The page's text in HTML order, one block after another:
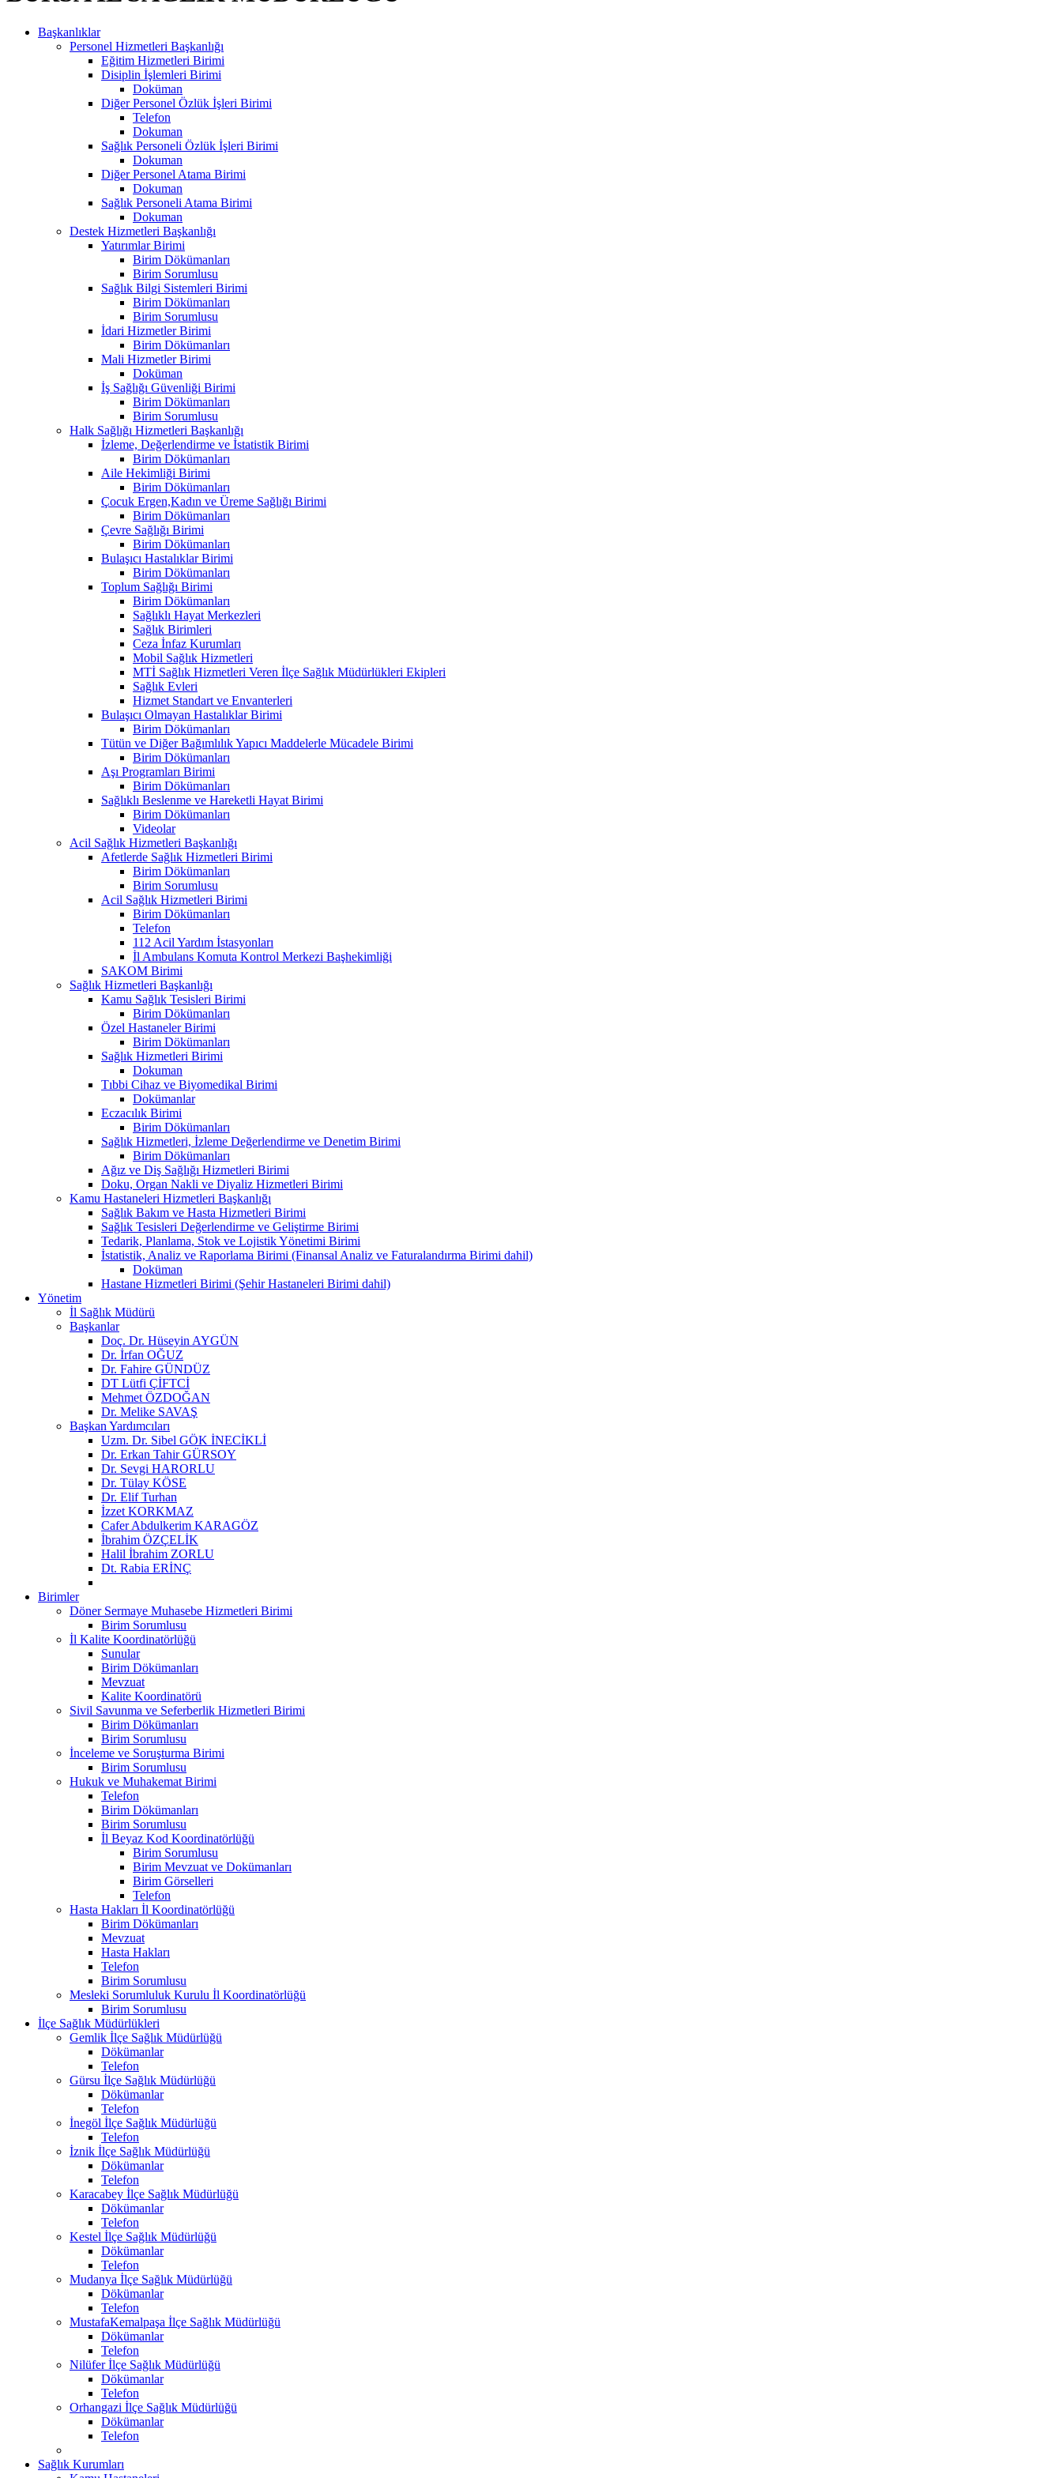
Başkanlıklar
Personel Hizmetleri Başkanlığı
Eğitim Hizmetleri Birimi
Disiplin İşlemleri Birimi
Doküman
Diğer Personel Özlük İşleri Birimi
Telefon
Dokuman
Sağlık Personeli Özlük İşleri Birimi
Dokuman
Diğer Personel Atama Birimi
Dokuman
Sağlık Personeli Atama Birimi
Dokuman
Destek Hizmetleri Başkanlığı
Yatırımlar Birimi
Birim Dökümanları
Birim Sorumlusu
Sağlık Bilgi Sistemleri Birimi
Birim Dökümanları
Birim Sorumlusu
İdari Hizmetler Birimi
Birim Dökümanları
Mali Hizmetler Birimi
Doküman
İş Sağlığı Güvenliği Birimi
Birim Dökümanları
Birim Sorumlusu
Halk Sağlığı Hizmetleri Başkanlığı
İzleme, Değerlendirme ve İstatistik Birimi
Birim Dökümanları
Aile Hekimliği Birimi
Birim Dökümanları
Çocuk Ergen,Kadın ve Üreme Sağlığı Birimi
Birim Dökümanları
Çevre Sağlığı Birimi
Birim Dökümanları
Bulaşıcı Hastalıklar Birimi
Birim Dökümanları
Toplum Sağlığı Birimi
Birim Dökümanları
Sağlıklı Hayat Merkezleri
Sağlık Birimleri
Ceza İnfaz Kurumları
Mobil Sağlık Hizmetleri
MTİ Sağlık Hizmetleri Veren İlçe Sağlık Müdürlükleri Ekipleri
Sağlık Evleri
Hizmet Standart ve Envanterleri
Bulaşıcı Olmayan Hastalıklar Birimi
Birim Dökümanları
Tütün ve Diğer Bağımlılık Yapıcı Maddelerle Mücadele Birimi
Birim Dökümanları
Aşı Programları Birimi
Birim Dökümanları
Sağlıklı Beslenme ve Hareketli Hayat Birimi
Birim Dökümanları
Videolar
Acil Sağlık Hizmetleri Başkanlığı
Afetlerde Sağlık Hizmetleri Birimi
Birim Dökümanları
Birim Sorumlusu
Acil Sağlık Hizmetleri Birimi
Birim Dökümanları
Telefon
112 Acil Yardım İstasyonları
İl Ambulans Komuta Kontrol Merkezi Başhekimliği
SAKOM Birimi
Sağlık Hizmetleri Başkanlığı
Kamu Sağlık Tesisleri Birimi
Birim Dökümanları
Özel Hastaneler Birimi
Birim Dökümanları
Sağlık Hizmetleri Birimi
Dokuman
Tıbbi Cihaz ve Biyomedikal Birimi
Dokümanlar
Eczacılık Birimi
Birim Dökümanları
Sağlık Hizmetleri, İzleme Değerlendirme ve Denetim Birimi
Birim Dökümanları
Ağız ve Diş Sağlığı Hizmetleri Birimi
Doku, Organ Nakli ve Diyaliz Hizmetleri Birimi
Kamu Hastaneleri Hizmetleri Başkanlığı
Sağlık Bakım ve Hasta Hizmetleri Birimi
Sağlık Tesisleri Değerlendirme ve Geliştirme Birimi
Tedarik, Planlama, Stok ve Lojistik Yönetimi Birimi
İstatistik, Analiz ve Raporlama Birimi (Finansal Analiz ve Faturalandırma Birimi dahil)
Doküman
Hastane Hizmetleri Birimi (Şehir Hastaneleri Birimi dahil)
Yönetim
İl Sağlık Müdürü
Başkanlar
Doç. Dr. Hüseyin AYGÜN
Dr. İrfan OĞUZ
Dr. Fahire GÜNDÜZ
DT Lütfi ÇİFTCİ
Mehmet ÖZDOĞAN
Dr. Melike SAVAŞ
Başkan Yardımcıları
Uzm. Dr. Sibel GÖK İNECİKLİ
Dr. Erkan Tahir GÜRSOY
Dr. Sevgi HARORLU
Dr. Tülay KÖSE
Dr. Elif Turhan
İzzet KORKMAZ
Cafer Abdulkerim KARAGÖZ
İbrahim ÖZÇELİK
Halil İbrahim ZORLU
Dt. Rabia ERİNÇ
Birimler
Döner Sermaye Muhasebe Hizmetleri Birimi
Birim Sorumlusu
İl Kalite Koordinatörlüğü
Sunular
Birim Dökümanları
Mevzuat
Kalite Koordinatörü
Sivil Savunma ve Seferberlik Hizmetleri Birimi
Birim Dökümanları
Birim Sorumlusu
İnceleme ve Soruşturma Birimi
Birim Sorumlusu
Hukuk ve Muhakemat Birimi
Telefon
Birim Dökümanları
Birim Sorumlusu
İl Beyaz Kod Koordinatörlüğü
Birim Sorumlusu
Birim Mevzuat ve Dokümanları
Birim Görselleri
Telefon
Hasta Hakları İl Koordinatörlüğü
Birim Dökümanları
Mevzuat
Hasta Hakları
Telefon
Birim Sorumlusu
Mesleki Sorumluluk Kurulu İl Koordinatörlüğü
Birim Sorumlusu
İlçe Sağlık Müdürlükleri
Gemlik İlçe Sağlık Müdürlüğü
Dökümanlar
Telefon
Gürsu İlçe Sağlık Müdürlüğü
Dökümanlar
Telefon
İnegöl İlçe Sağlık Müdürlüğü
Telefon
İznik İlçe Sağlık Müdürlüğü
Dökümanlar
Telefon
Karacabey İlçe Sağlık Müdürlüğü
Dökümanlar
Telefon
Kestel İlçe Sağlık Müdürlüğü
Dökümanlar
Telefon
Mudanya İlçe Sağlık Müdürlüğü
Dökümanlar
Telefon
MustafaKemalpaşa İlçe Sağlık Müdürlüğü
Dökümanlar
Telefon
Nilüfer İlçe Sağlık Müdürlüğü
Dökümanlar
Telefon
Orhangazi İlçe Sağlık Müdürlüğü
Dökümanlar
Telefon
Sağlık Kurumları